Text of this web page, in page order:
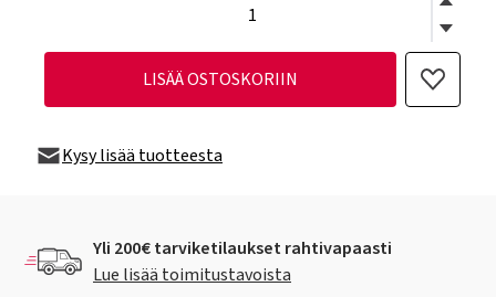
LISÄÄ OSTOSKORIIN
Kysy lisää tuotteesta
Yli 200€ tarviketilaukset rahtivapaasti
Lue lisää toimitustavoista